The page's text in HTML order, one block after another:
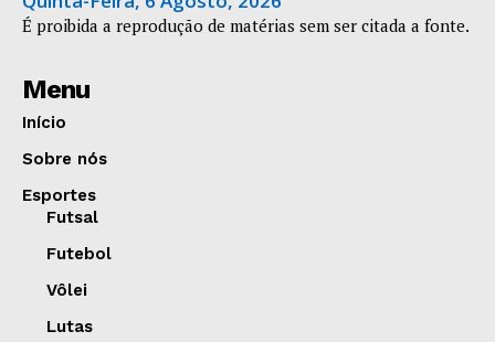
É proibida a reprodução de matérias sem ser citada a fonte.
Menu
Início
Sobre nós
Esportes
Futsal
Futebol
Vôlei
Lutas